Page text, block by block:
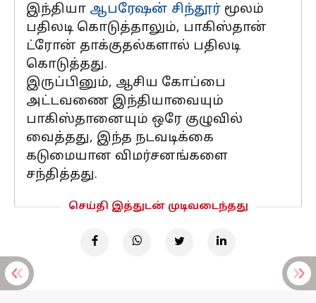
இந்தியா ஆபரேஷன் சிந்தூர் மூலம்
பதிலடி கொடுத்தாலும், பாகிஸ்தான்
ட்ரோன் தாக்குதல்களால் பதிலடி
கொடுத்தது.
இருப்பினும், ஆசிய கோப்பை
அட்டவணை இந்தியாவையும்
பாகிஸ்தானையும் ஒரே குழுவில்
வைத்தது, இந்த நடவடிக்கை
கடுமையான விமர்சனங்களை
சந்தித்தது.
செய்தி இத்துடன் முடிவடைந்தது